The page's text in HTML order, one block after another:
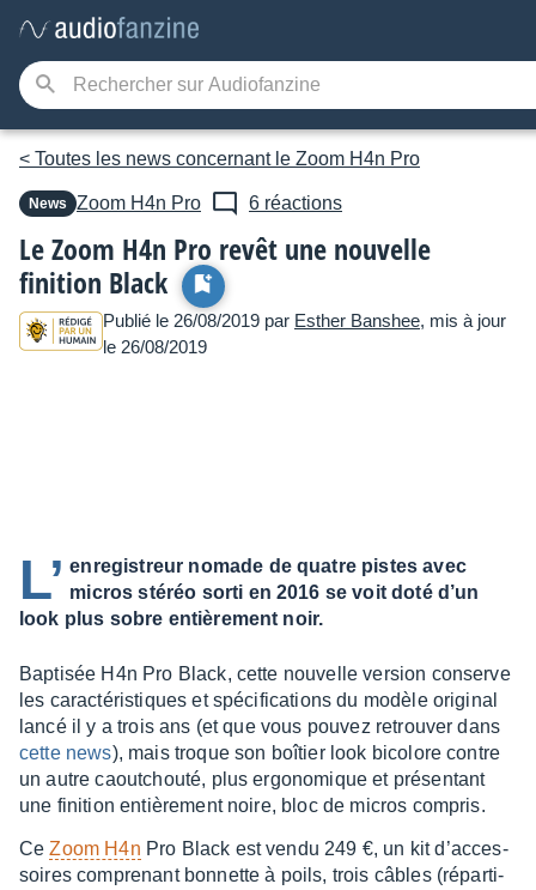
< Toutes les news concernant le Zoom H4n Pro
News Zoom H4n Pro 6 réactions
Le Zoom H4n Pro revêt une nouvelle
finition Black
Publié le 26/08/2019 par Esther Banshee, mis à jour
le 26/08/2019
L’ enregistreur nomade de quatre pistes avec
micros stéréo sorti en 2016 se voit doté d’un
look plus sobre entièrement noir.
Bapti­sée H4n Pro Black, cette nouvelle version conserve
les carac­té­ris­tiques et spéci­fi­ca­tions du modèle origi­nal
lancé il y a trois ans (et que vous pouvez retrou­ver dans
cette news), mais troque son boîtier look bico­lore contre
un autre caou­tchouté, plus ergo­no­mique et présen­tant
une fini­tion entiè­re­ment noire, bloc de micros compris.
CeZoom H4n Pro Black est vendu 249 €, un kit d’ac­ces­
soires compre­nant bonnette à poils, trois câbles (répar­ti­